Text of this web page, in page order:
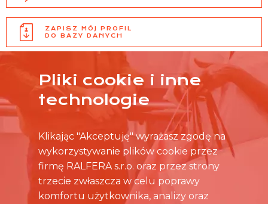
ZAPISZ MÓJ PROFIL
DO BAZY DANYCH
CO MIESIĄC NA @
Pliki cookie i inne
technologie
Klikając "Akceptuję" wyrażasz zgodę na
wykorzystywanie plików cookie przez
firmę RALFERA s.r.o. oraz przez strony
trzecie zwłaszcza w celu poprawy
komfortu użytkownika, analizy oraz